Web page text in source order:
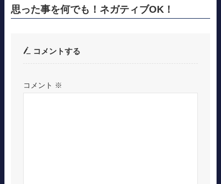
思った事を何でも！ネガティブOK！
コメントする
コメント ※